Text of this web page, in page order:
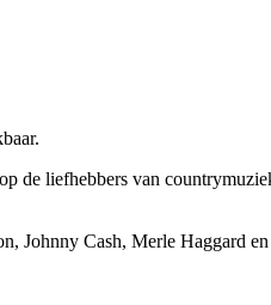
liefhebbers van
Johnny Cash, Merle Haggard